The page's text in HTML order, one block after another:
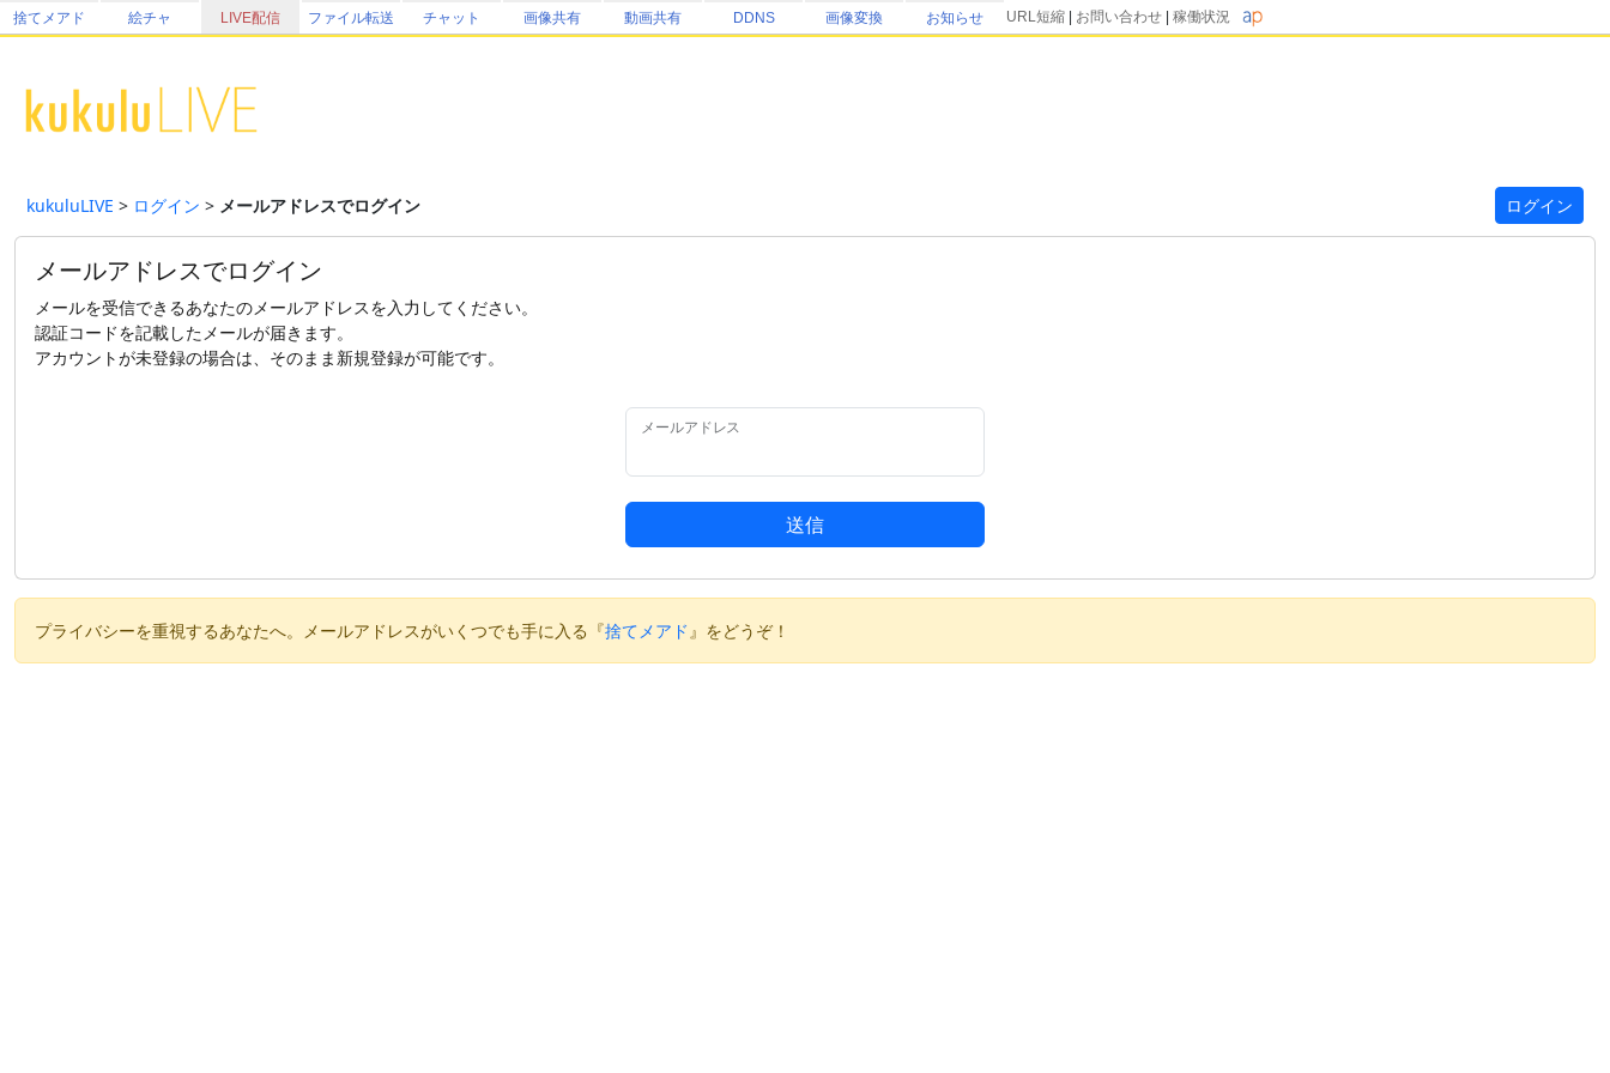
捨てメアド 絵チャ LIVE配信 ファイル転送 チャット 画像共有 動画共有 DDNS 画像変換 お知らせ URL短縮 お問い合わせ 稼働状況
kukuluLIVE > ログイン > メールアドレスでログイン ログイン
メールアドレスでログイン
メールを受信できるあなたのメールアドレスを入力してください。
認証コードを記載したメールが届きます。
アカウントが未登録の場合は、そのまま新規登録が可能です。
メールアドレス
送信
プライバシーを重視するあなたへ。メールアドレスがいくつでも手に入る『捨てメアド 』をどうぞ！